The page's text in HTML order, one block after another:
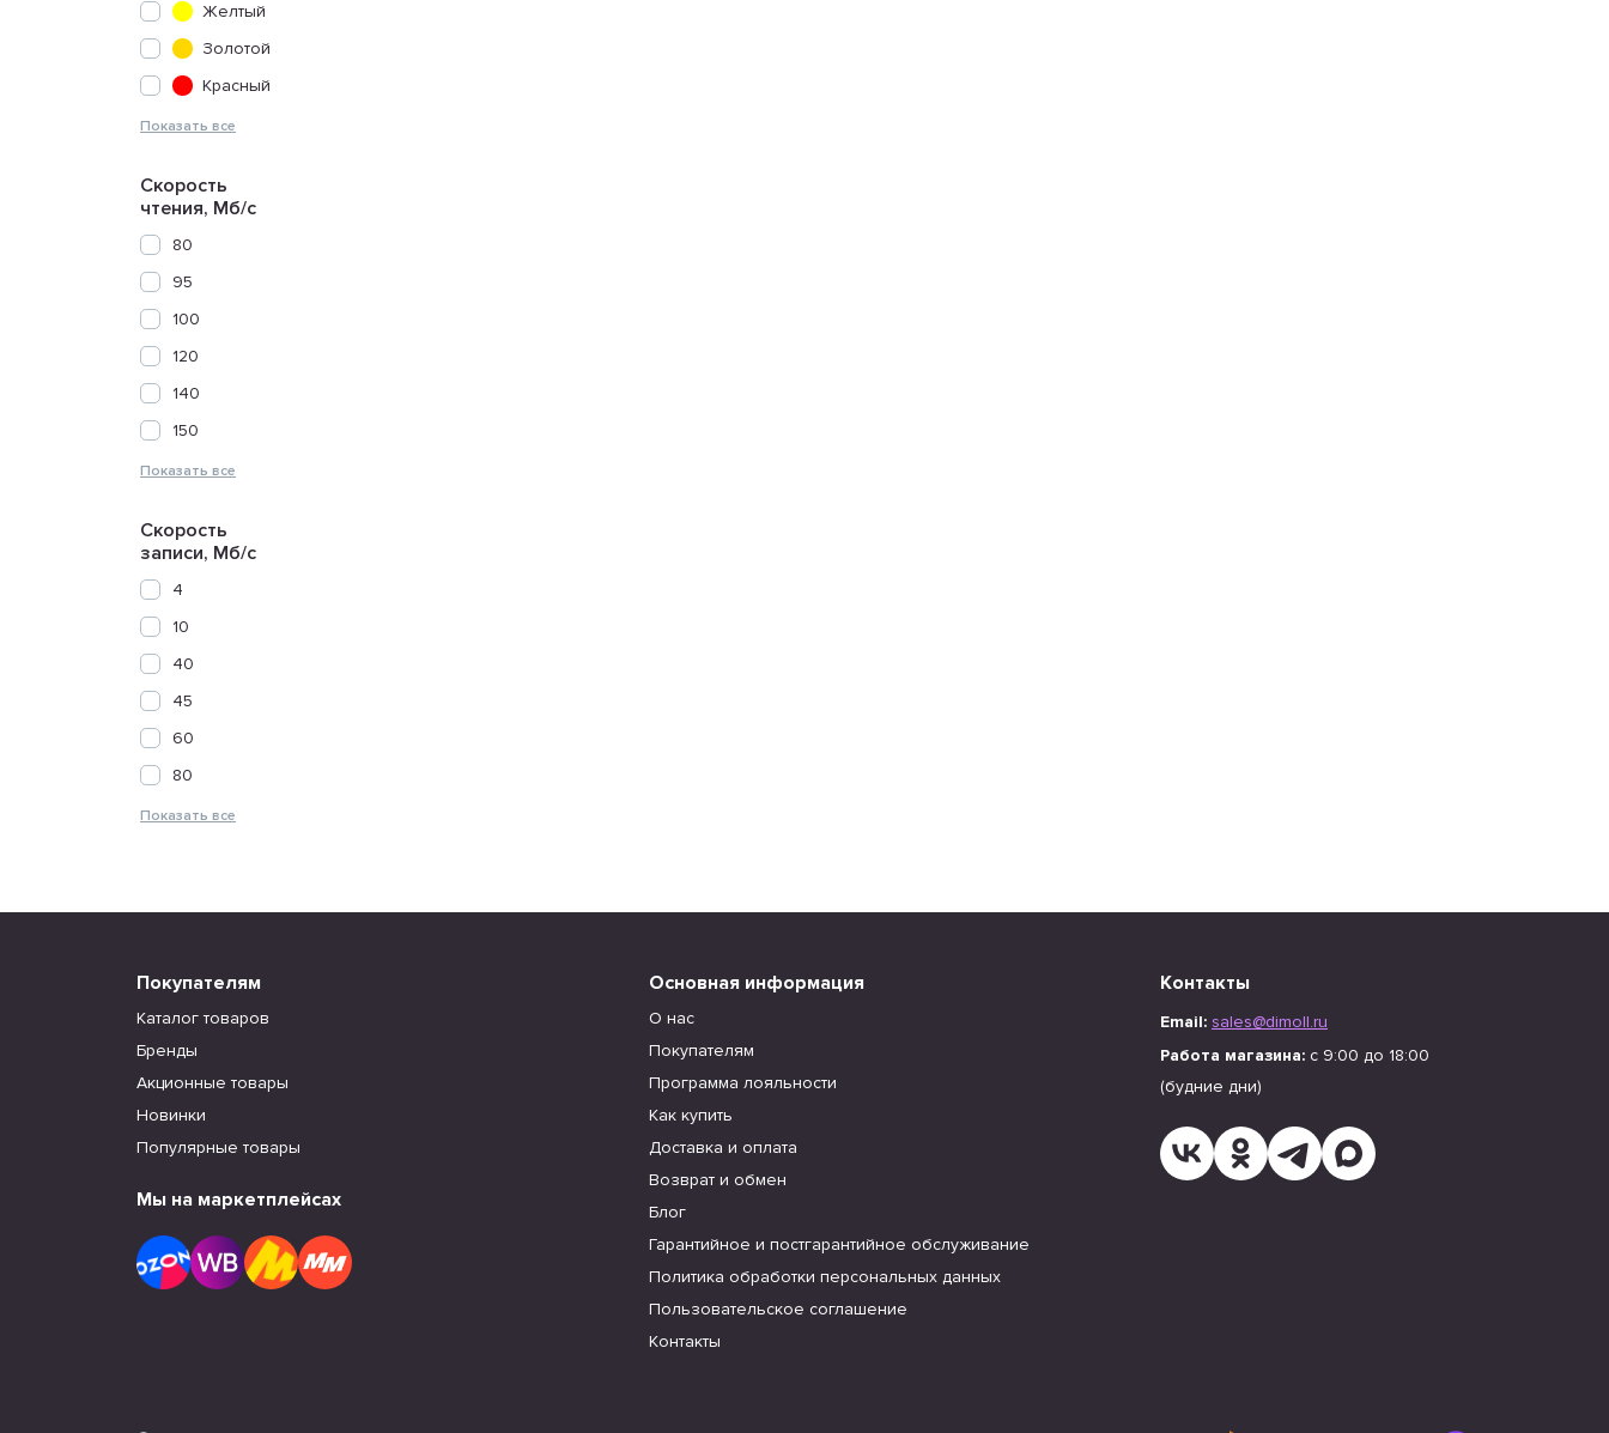
Желтый
Золотой
Красный
Скорость
чтения, Мб/с
80
95
100
120
140
150
Скорость
записи, Мб/с
4
10
40
45
60
80
Покупателям
Каталог товаров
Бренды
Акционные товары
Новинки
Популярные товары
Мы на маркетплейсах
Основная информация
О нас
Покупателям
Программа лояльности
Как купить
Доставка и оплата
Возврат и обмен
Блог
Гарантийное и постгарантийное обслуживание
Политика обработки персональных данных
Пользовательское соглашение
Контакты
Контакты
Email: sales@dimoll.ru
Работа магазина: с 9:00 до 18:00
(будние дни)